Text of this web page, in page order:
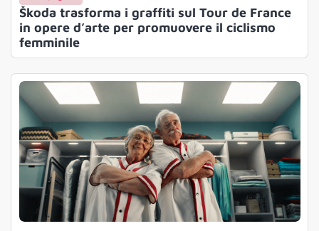
Škoda trasforma i graffiti sul Tour de France
in opere d’arte per promuovere il ciclismo
femminile